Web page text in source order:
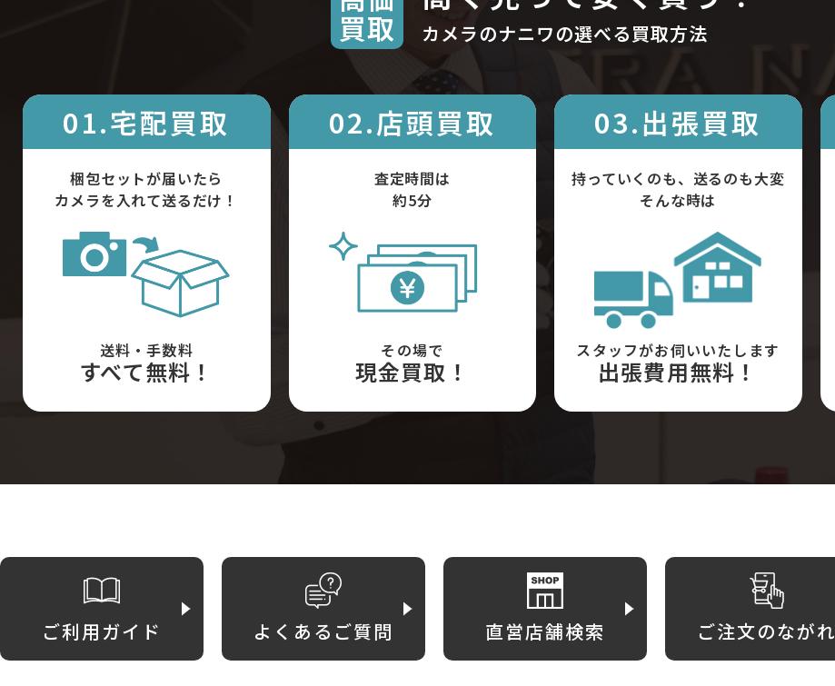
買取 カメラのナニワの選べる買取方法
01.宅配買取
梱包セットが届いたら
カメラを入れて送るだけ！
送料・手数料
すべて無料！
02.店頭買取
査定時間は
約5分
その場で
現金買取！
03.出張買取
持っていくのも、送るのも大変
そんな時は
スタッフがお伺いいたします
出張費用無料！
ご利用ガイド よくあるご質問 直営店舗検索 ご注文のながれ